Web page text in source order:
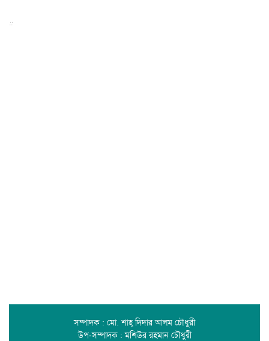
::
সম্পাদক : মো. শাহ্ দিদার আলম চৌধুরী
উপ-সম্পাদক : মশিউর রহমান চৌধুরী